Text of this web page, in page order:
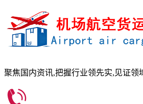
聚焦国内资讯,把握行业领先实,见证领